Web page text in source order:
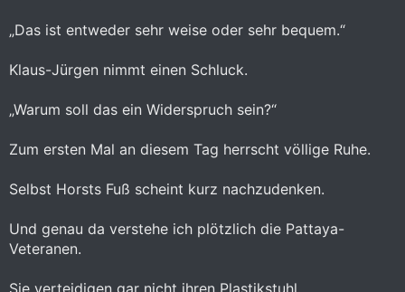
„Das ist entweder sehr weise oder sehr bequem.“
Klaus-Jürgen nimmt einen Schluck.
„Warum soll das ein Widerspruch sein?“
Zum ersten Mal an diesem Tag herrscht völlige Ruhe.
Selbst Horsts Fuß scheint kurz nachzudenken.
Und genau da verstehe ich plötzlich die Pattaya-
Veteranen.
Sie verteidigen gar nicht ihren Plastikstuhl.